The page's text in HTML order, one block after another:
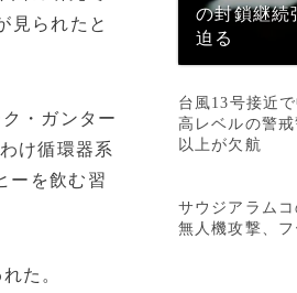
見られたと
・ガンター
け循環器系
ーを飲む習
た。
の封鎖継続
迫る
台風13号接近
高レベルの警
以上が欠航
サウジアラム
無人機攻撃、